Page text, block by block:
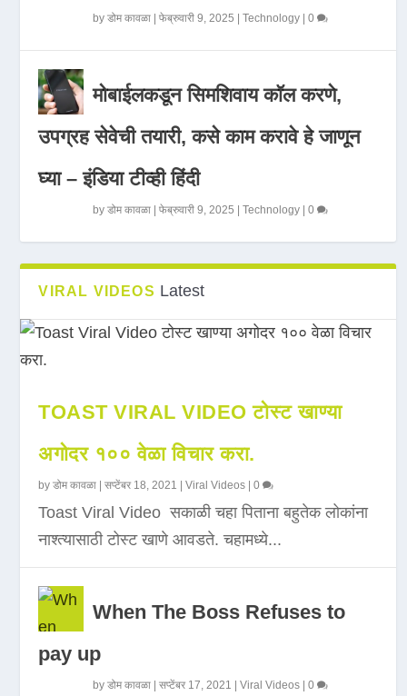
byडोम कावळा |फेब्रुवारी 9, 2025 |Technology |0
मोबाईलकडून सिमशिवाय कॉल करणे,
उपग्रह सेवेची तयारी, कसे काम करावे हे जाणून
घ्या – इंडिया टीव्ही हिंदी
byडोम कावळा |फेब्रुवारी 9, 2025 |Technology |0
VIRAL VIDEOS Latest
TOAST VIRAL VIDEO टोस्ट खाण्या
अगोदर १०० वेळा विचार करा.
byडोम कावळा |सप्टेंबर 18, 2021 |Viral Videos |0
Toast Viral Video सकाळी चहा पिताना बहुतेक लोकांना
नाश्त्यासाठी टोस्ट खाणे आवडते. चहामध्ये...
When The Boss Refuses to
pay up
byडोम कावळा |सप्टेंबर 17, 2021 |Viral Videos |0